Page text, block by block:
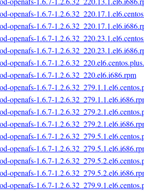
openafs-1.6.7-
openafs-1.6.7-
openafs-1.6.7-
openafs-1.6.7-
openafs-1.6.7-
openafs-1.6.7-1.2.6.32_220.el6.i686.rpm
openafs-1.6.7-
openafs-1.6.7-
openafs-1.6.7-
openafs-1.6.7-
openafs-1.6.7-
openafs-1.6.7-
openafs-1.6.7-
openafs-1.6.7-
openafs-1.6.7-